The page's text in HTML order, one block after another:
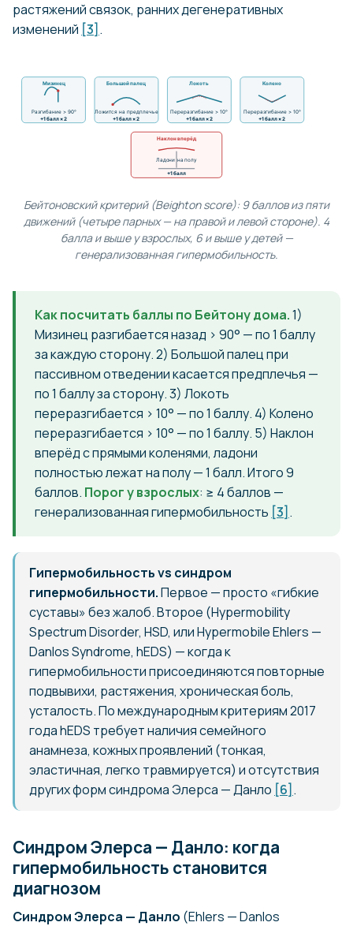
растяжений связок, ранних дегенеративных
изменений [3] .
Мизинец
Разгибание > 90°
+1 балл × 2
Большой палец
Ложится на предплечье
+1 балл × 2
Локоть
Переразгибание > 10°
+1 балл × 2
Колено
Переразгибание > 10°
+1 балл × 2
Наклон вперёд
Ладони на полу
+1 балл
Бейтоновский критерий (Beighton score): 9 баллов из пяти
движений (четыре парных — на правой и левой стороне). 4
балла и выше у взрослых, 6 и выше у детей —
генерализованная гипермобильность.
Как посчитать баллы по Бейтону дома.1)
Мизинец разгибается назад > 90° — по 1 баллу
за каждую сторону. 2) Большой палец при
пассивном отведении касается предплечья —
по 1 баллу за сторону. 3) Локоть
переразгибается > 10° — по 1 баллу. 4) Колено
переразгибается > 10° — по 1 баллу. 5) Наклон
вперёд с прямыми коленями, ладони
полностью лежат на полу — 1 балл. Итого 9
баллов. Порог у взрослых: ≥ 4 баллов —
генерализованная гипермобильность [3].
Гипермобильность vs синдром
гипермобильности.Первое — просто «гибкие
суставы» без жалоб. Второе (Hypermobility
Spectrum Disorder, HSD, или Hypermobile Ehlers —
Danlos Syndrome, hEDS) — когда к
гипермобильности присоединяются повторные
подвывихи, растяжения, хроническая боль,
усталость. По международным критериям 2017
года hEDS требует наличия семейного
анамнеза, кожных проявлений (тонкая,
эластичная, легко травмируется) и отсутствия
других форм синдрома Элерса — Данло [6].
Синдром Элерса — Данло: когда
гипермобильность становится
диагнозом
Синдром Элерса — Данло (Ehlers — Danlos